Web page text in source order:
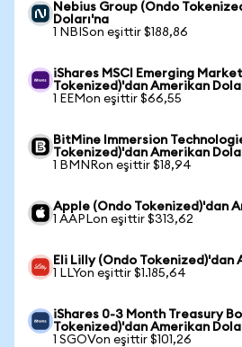
Nebius Group (Ondo
Doları'na
1 NBISon eşittir $188,86
iShares MSCI Emerging
Tokenized)'dan Amerikan
1 EEMon eşittir $66,55
BitMine Immersion
Tokenized)'dan Amerikan
1 BMNRon eşittir $18,94
Apple (Ondo Tokenized)'dan
1 AAPLon eşittir $313,62
Eli Lilly (Ondo Tokenized)'dan
1 LLYon eşittir $1.185,64
iShares 0-3 Month Treasury
Tokenized)'dan Amerikan
1 SGOVon eşittir $101,26